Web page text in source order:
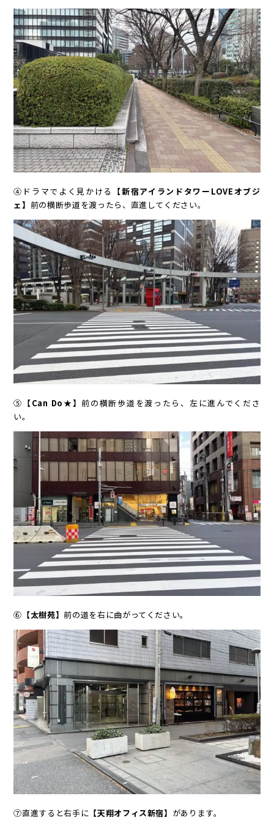
④ドラマでよく見かける
【新宿アイランドタワーLOVEオブジ
ェ】 前の横断歩道を渡ったら、直進してください。
⑤ 【Can Do★】 前の横断歩道を渡ったら、左に進んでくださ
い。
⑥ 【太樹苑】 前の道を右に曲がってください。
⑦直進すると右手に 【天翔オフィス新宿】 があります。